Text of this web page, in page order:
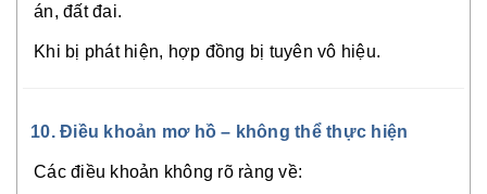
án, đất đai.
Khi bị phát hiện, hợp đồng bị tuyên vô hiệu.
10. Điều khoản mơ hồ – không thể thực hiện
Các điều khoản không rõ ràng về: